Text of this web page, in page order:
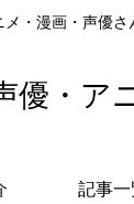
・漫画・声優
優・ア
記事一